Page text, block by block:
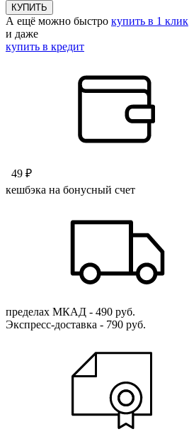
КУПИТЬ
А ещё можно быстро купить в 1 клик
и даже
купить в кредит
49 ₽
кешбэка на бонусный счет
пределах МКАД - 490 руб.
Экспресс-доставка - 790 руб.